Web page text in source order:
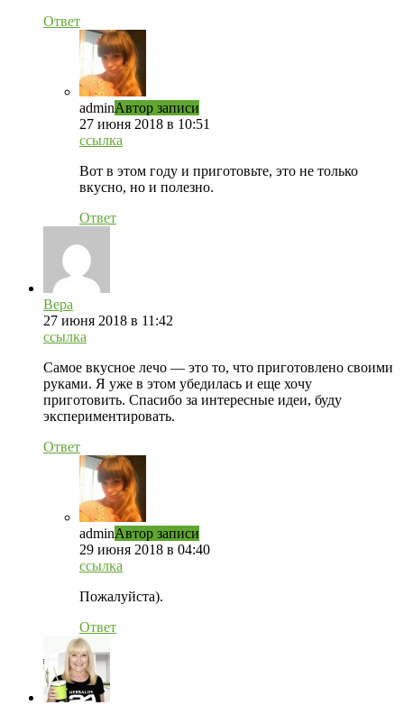
Ответ
adminАвтор записи
27 июня 2018 в 10:51
ссылка
Вот в этом году и приготовьте, это не только
вкусно, но и полезно.
Ответ
Вера
27 июня 2018 в 11:42
ссылка
Самое вкусное лечо — это то, что приготовлено своими
руками. Я уже в этом убедилась и еще хочу
приготовить. Спасибо за интересные идеи, буду
экспериментировать.
Ответ
adminАвтор записи
29 июня 2018 в 04:40
ссылка
Пожалуйста).
Ответ